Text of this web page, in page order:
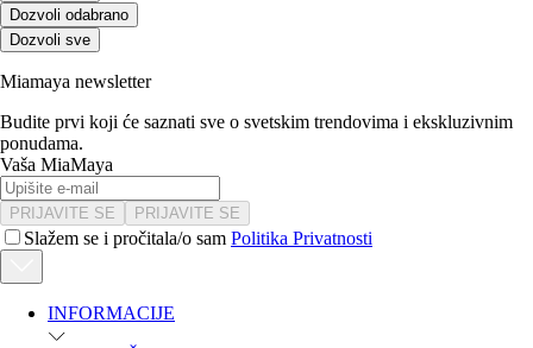
Dozvoli odabrano
Dozvoli sve
Miamaya newsletter
Budite prvi koji će saznati sve o svetskim trendovima i ekskluzivnim
ponudama.
Vaša MiaMaya
PRIJAVITE SE PRIJAVITE SE
Slažem se i pročitala/o sam Politika Privatnosti
INFORMACIJE